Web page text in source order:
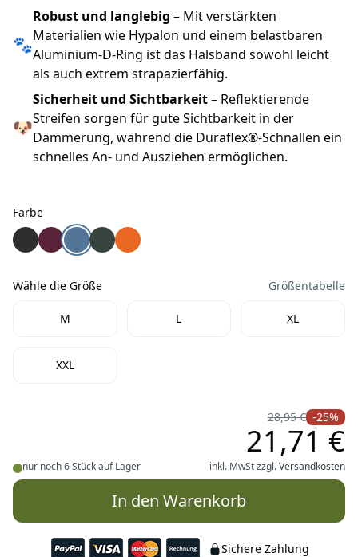
🐾
Robust und langlebig – Mit verstärkten
Materialien wie Hypalon und einem belastbaren
Aluminium-D-Ring ist das Halsband sowohl leicht
als auch extrem strapazierfähig.
🐶
Sicherheit und Sichtbarkeit– Reflektierende
Streifen sorgen für gute Sichtbarkeit in der
Dämmerung, während die Duraflex®-Schnallen ein
schnelles An- und Ausziehen ermöglichen.
Farbe
Farbe
Non-Stop Dogwear Hundehalsband Roam Collar schwarz
Non-Stop Dogwear Hundehalsband Roam Collar
Non-Stop Dogwear Hundehalsband Roam
Non-Stop Dogwear Hundehalsband Roam
Non-Stop Dogwear Hundehalsband
Wähle die Größe Größentabelle
M L XL
XXL
nur noch 6 Stück auf Lager
28,95 € -25%
21,71 €
inkl. MwSt zzgl.Versandkosten
In den Warenkorb
Sichere Zahlung